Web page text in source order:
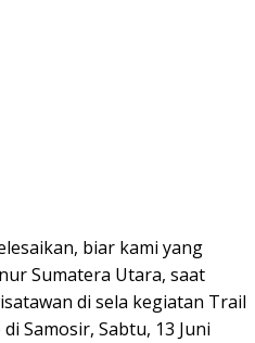
biar kami yang
Sumatera Utara, saat
di sela kegiatan Trail
Samosir, Sabtu, 13 Juni